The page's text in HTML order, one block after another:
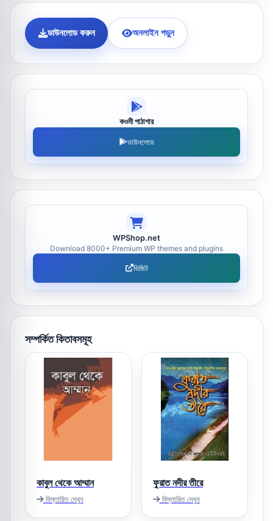
ডাউনলোড করুন অনলাইন পড়ুন
কওমী পাঠাগার
ডাউনলোড
WPShop.net
Download 8000+ Premium WP themes and plugins
ভিজিট
সম্পর্কিত কিতাবসমূহ
কাবুল থেকে আম্মান
বিস্তারিত দেখুন
ফুরাত নদীর তীরে
বিস্তারিত দেখুন